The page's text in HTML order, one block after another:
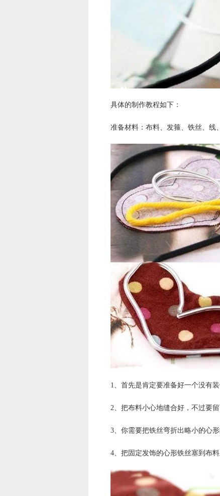
具体的制作教程如下：
准备材料：布料、发箍、铁丝、线
1、首先是肯定要准备好一个没有
2、把布料小心地缝合好，不过要留
3、你需要把铁丝弯折出略小的心形
4、把固定发饰的心形铁丝塞到布料